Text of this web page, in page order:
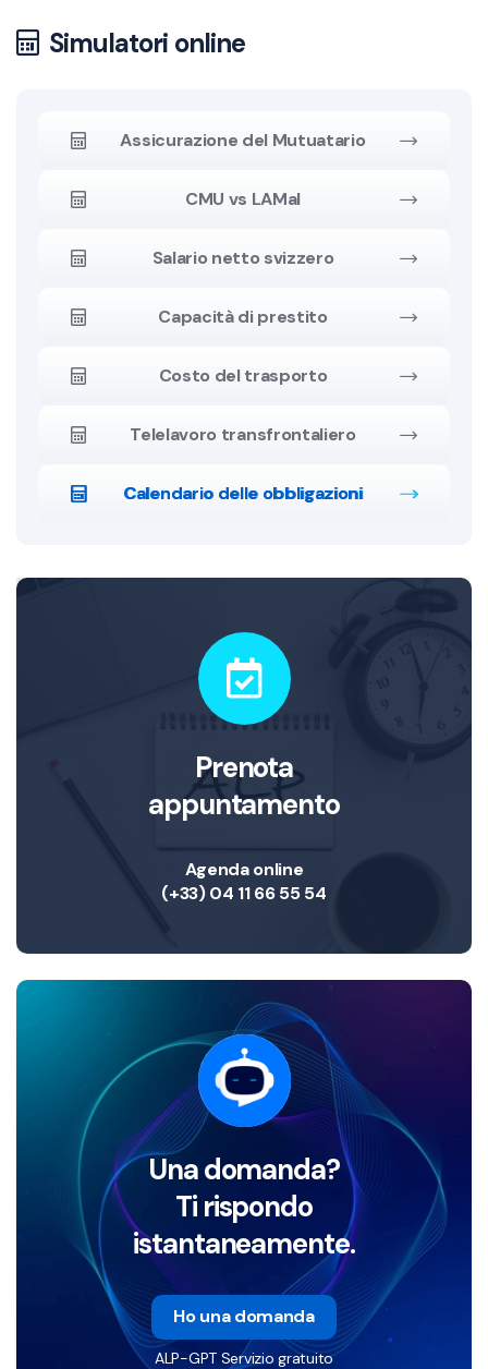
Simulatori online
Assicurazione del Mutuatario
CMU vs LAMal
Salario netto svizzero
Capacità di prestito
Costo del trasporto
Telelavoro transfrontaliero
Calendario delle obbligazioni
Prenota
appuntamento
Agenda online
(+33) 04 11 66 55 54
Una domanda?
Ti rispondo
istantaneamente.
Ho una domanda
ALP-GPT Servizio gratuito